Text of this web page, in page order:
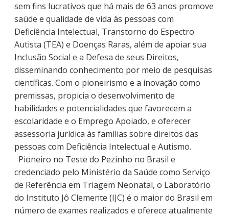
sem fins lucrativos que há mais de 63 anos promove
saúde e qualidade de vida às pessoas com
Deficiência Intelectual, Transtorno do Espectro
Autista (TEA) e Doenças Raras, além de apoiar sua
Inclusão Social e a Defesa de seus Direitos,
disseminando conhecimento por meio de pesquisas
científicas. Com o pioneirismo e a inovação como
premissas, propicia o desenvolvimento de
habilidades e potencialidades que favorecem a
escolaridade e o Emprego Apoiado, e oferecer
assessoria jurídica às famílias sobre direitos das
pessoas com Deficiência Intelectual e Autismo.
Pioneiro no Teste do Pezinho no Brasil e
credenciado pelo Ministério da Saúde como Serviço
de Referência em Triagem Neonatal, o Laboratório
do Instituto Jô Clemente (IJC) é o maior do Brasil em
número de exames realizados e oferece atualmente